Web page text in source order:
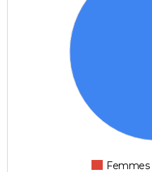
Femmes